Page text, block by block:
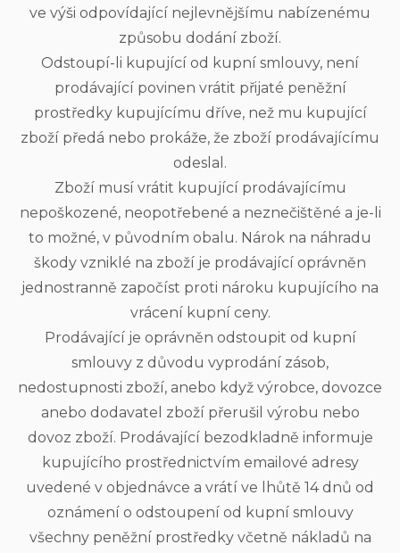
ve výši odpovídající nejlevnějšímu nabízenému
způsobu dodání zboží.
Odstoupí-li kupující od kupní smlouvy, není
prodávající povinen vrátit přijaté peněžní
prostředky kupujícímu dříve, než mu kupující
zboží předá nebo prokáže, že zboží prodávajícímu
odeslal.
Zboží musí vrátit kupující prodávajícímu
nepoškozené, neopotřebené a neznečištěné a je-li
to možné, v původním obalu. Nárok na náhradu
škody vzniklé na zboží je prodávající oprávněn
jednostranně započíst proti nároku kupujícího na
vrácení kupní ceny.
Prodávající je oprávněn odstoupit od kupní
smlouvy z důvodu vyprodání zásob,
nedostupnosti zboží, anebo když výrobce, dovozce
anebo dodavatel zboží přerušil výrobu nebo
dovoz zboží. Prodávající bezodkladně informuje
kupujícího prostřednictvím emailové adresy
uvedené v objednávce a vrátí ve lhůtě 14 dnů od
oznámení o odstoupení od kupní smlouvy
všechny peněžní prostředky včetně nákladů na